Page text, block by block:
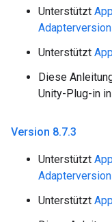
Unterstützt
Unterstützt
Diese
Unity-Plug-in
Version 8.7.3
Unterstützt
Unterstützt